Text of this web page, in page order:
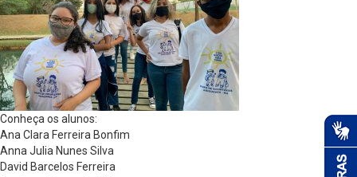
Conheça os alunos:
Ana Clara Ferreira Bonfim
Anna Julia Nunes Silva
David Barcelos Ferreira